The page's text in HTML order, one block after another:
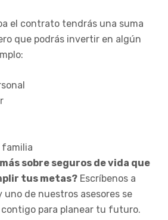
el contrato tendrás una suma
que podrás invertir en algún
familia
sobre seguros de vida que
tus metas? Escríbenos a
uno de nuestros asesores se
para planear tu futuro.